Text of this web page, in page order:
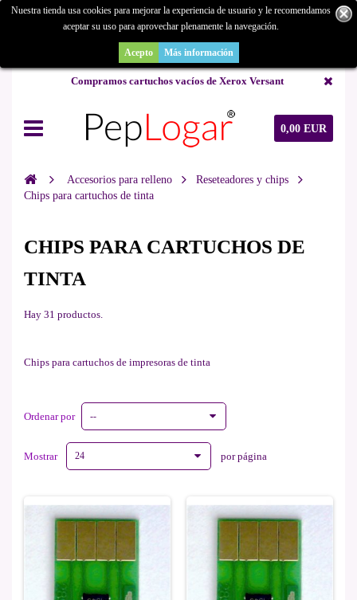
¿Buscas un repuesto de copiadora o buscas una de ocasión y no la
encuentras? Consúltanos.
Compramos cartuchos vacíos de Xerox Versant
0,00 EUR
Nuestra tienda usa cookies para mejorar la experiencia de usuario y le recomendamos
aceptar su uso para aprovechar plenamente la navegación.
Acepto Más información
Accesorios para relleno
Reseteadores y chips
Chips para cartuchos de tinta
CHIPS PARA CARTUCHOS DE
TINTA
Hay 31 productos.
Chips para cartuchos de impresoras de tinta
Ordenar por --
Mostrar 24 por página